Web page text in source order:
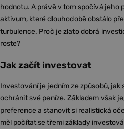
hodnotu. A právě v tom spočívá jeho
aktivum, které dlouhodobě obstálo
turbulence. Proč je zlato dobrá
roste?
Jak začít investovat
Investování je jedním ze způsobů, jak
ochránit své peníze. Základem však
preference a stanovit si realistická
měl počítat se třemi základy